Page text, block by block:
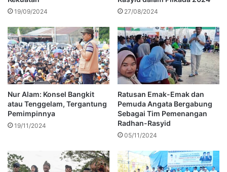
19/09/2024 27/08/2024
Nur Alam: Konsel Bangkit
atau Tenggelam, Tergantung
Pemimpinnya
19/11/2024
Ratusan Emak-Emak dan
Pemuda Angata Bergabung
Sebagai Tim Pemenangan
Radhan-Rasyid
05/11/2024